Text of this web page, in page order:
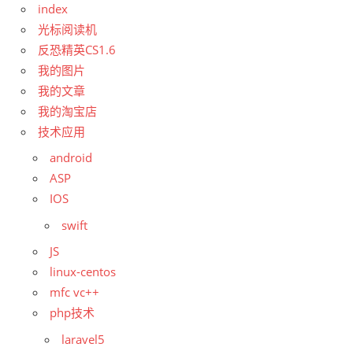
index
光标阅读机
反恐精英CS1.6
我的图片
我的文章
我的淘宝店
技术应用
android
ASP
IOS
swift
JS
linux-centos
mfc vc++
php技术
laravel5